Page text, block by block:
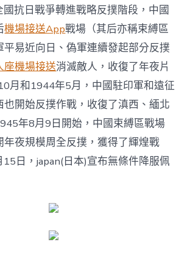
抗日戰爭轉進戰略反撲階段，中國
機場接送App戰場（其后亦稱束縛區
平易近向日、偽軍連續發起部分反撲
座機場接送消滅敵人，收復了年夜片
月和1944年5月，中國駐印軍和遠征
也開始反撲作戰，收復了滇西、緬北
年8月9日開始，中國束縛區戰場
年夜規模周全反撲，獲得了輝煌戰
日，japan(日本)宣布無條件降服佩